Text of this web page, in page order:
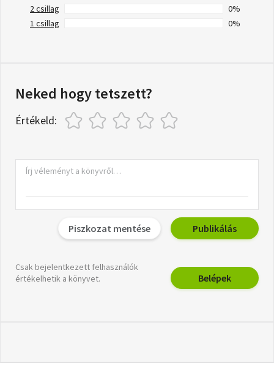
2 csillag
0%
1 csillag
0%
Neked hogy tetszett?
Értékeld:
Piszkozat mentése Publikálás
Csak bejelentkezett felhasználók
értékelhetik a könyvet.
Belépek